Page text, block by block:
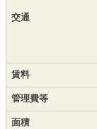
交通
賃料
管理費等
面積